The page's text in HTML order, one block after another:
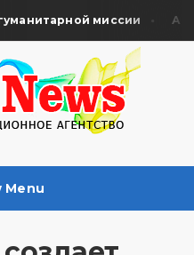
миссии
Menu